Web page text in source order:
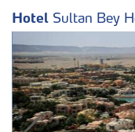
Hotel Sultan Bey